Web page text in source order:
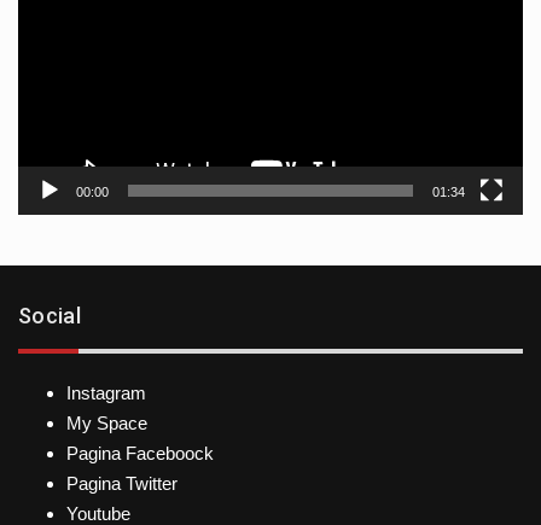
00:00 01:34
Social
Instagram
My Space
Pagina Faceboock
Pagina Twitter
Youtube